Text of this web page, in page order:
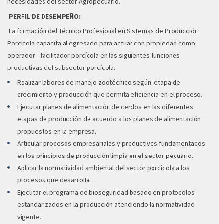
PERFIL DE DESEMPEÑO:
La formación del Técnico Profesional en Sistemas de Producción
Porcícola capacita al egresado para actuar con propiedad como
operador - facilitador porcícola en las siguientes funciones
productivas del subsector porcícola:
Realizar labores de manejo zootécnico según etapa de
crecimiento y producción que permita eficiencia en el proceso.
Ejecutar planes de alimentación de cerdos en las diferentes
etapas de producción de acuerdo a los planes de alimentación
propuestos en la empresa.
Articular procesos empresariales y productivos fundamentados
en los principios de producción limpia en el sector pecuario.
Aplicar la normatividad ambiental del sector porcícola a los
procesos que desarrolla.
Ejecutar el programa de bioseguridad basado en protocolos
estandarizados en la producción atendiendo la normatividad
vigente.